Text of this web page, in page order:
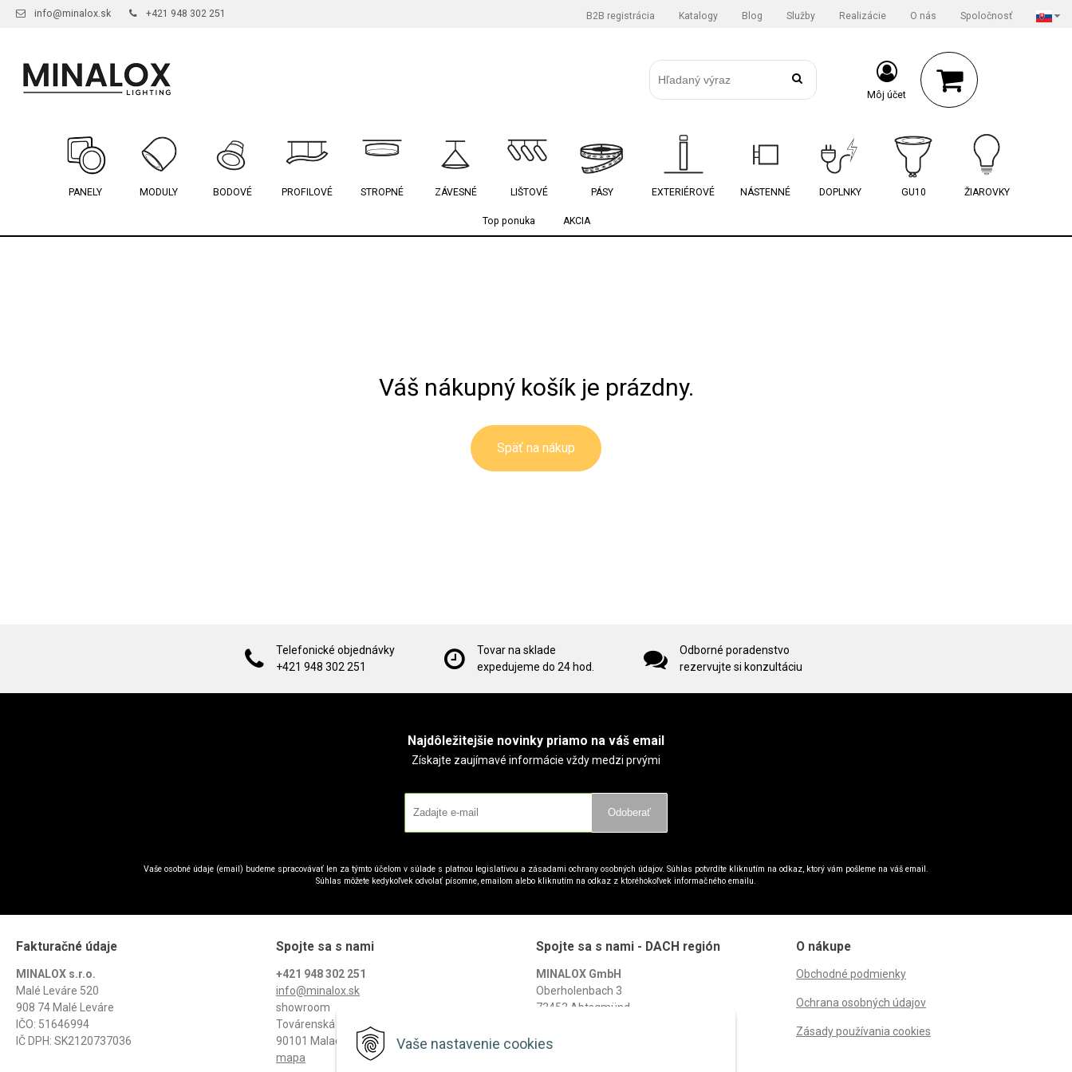
Vaše nastavenie cookies
info@minalox.sk +421 948 302 251 B2B registrácia Katalogy Blog Služby Realizácie O nás Spoločnosť
Môj účet
PANELY MODULY BODOVÉ PROFILOVÉ STROPNÉ ZÁVESNÉ LIŠTOVÉ PÁSY EXTERIÉROVÉ NÁSTENNÉ DOPLNKY GU10 ŽIAROVKY
Top ponuka AKCIA
Váš nákupný košík je prázdny.
Späť na nákup
Telefonické objednávky
+421 948 302 251
Tovar na sklade
expedujeme do 24 hod.
Odborné poradenstvo
rezervujte si konzultáciu
Najdôležitejšie novinky priamo na váš email
Získajte zaujímavé informácie vždy medzi prvými
Odoberať
Vaše osobné údaje (email) budeme spracovávať len za týmto účelom v súlade s platnou legislatívou a zásadami ochrany osobných údajov. Súhlas potvrdíte kliknutím na odkaz, ktorý vám pošleme na váš email.
Súhlas môžete kedykoľvek odvolať písomne, emailom alebo kliknutím na odkaz z ktoréhokoľvek informačného emailu.
Fakturačné údaje
MINALOX s.r.o.
Malé Leváre 520
908 74 Malé Leváre
IČO: 51646994
IČ DPH: SK2120737036
Spojte sa s nami
+421 948 302 251
info@minalox.sk
showroom
Továrenská 13/K
90101 Malacky
mapa
Spojte sa s nami - DACH región
MINALOX GmbH
Oberholenbach 3
73453 Abtsgmünd
+49 7975 959 968-0
O nákupe
Obchodné podmienky
Ochrana osobných údajov
Zásady používania cookies